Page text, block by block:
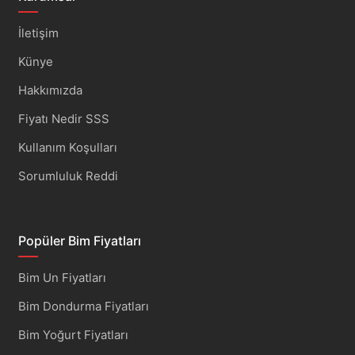
İletişim
Künye
Hakkımızda
Fiyatı Nedir SSS
Kullanım Koşulları
Sorumluluk Reddi
Popüler Bim Fiyatları
Bim Un Fiyatları
Bim Dondurma Fiyatları
Bim Yoğurt Fiyatları